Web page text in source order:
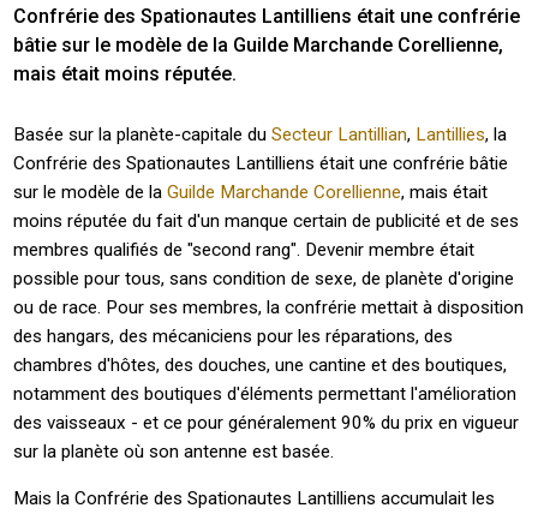
Confrérie des Spationautes Lantilliens était une confrérie
bâtie sur le modèle de la Guilde Marchande Corellienne,
mais était moins réputée.
Basée sur la planète-capitale duSecteur Lantillian, Lantillies, la
Confrérie des Spationautes Lantilliens était une confrérie bâtie
sur le modèle de laGuilde Marchande Corellienne, mais était
moins réputée du fait d'un manque certain de publicité et de ses
membres qualifiés de "second rang". Devenir membre était
possible pour tous, sans condition de sexe, de planète d'origine
ou de race. Pour ses membres, la confrérie mettait à disposition
des hangars, des mécaniciens pour les réparations, des
chambres d'hôtes, des douches, une cantine et des boutiques,
notamment des boutiques d'éléments permettant l'amélioration
des vaisseaux - et ce pour généralement 90% du prix en vigueur
sur la planète où son antenne est basée.
Mais la Confrérie des Spationautes Lantilliens accumulait les